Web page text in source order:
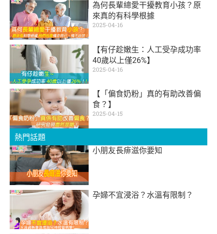
為何長輩總愛干擾教育小孩？原
來真的有科學根據
2025-04-16
【有仔趁嫩生：人工受孕成功率
40歲以上僅26%】
2025-04-16
【「偏食奶粉」真的有助改善偏
食？】
2025-04-15
熱門話題
小朋友長痱滋你要知
孕婦不宜浸浴？水溫有限制？